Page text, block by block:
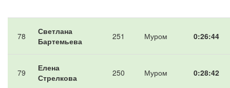
78
Светлана
Бартемьева
251 Муром 0:26:44
79
Елена
Стрелкова
250 Муром 0:28:42